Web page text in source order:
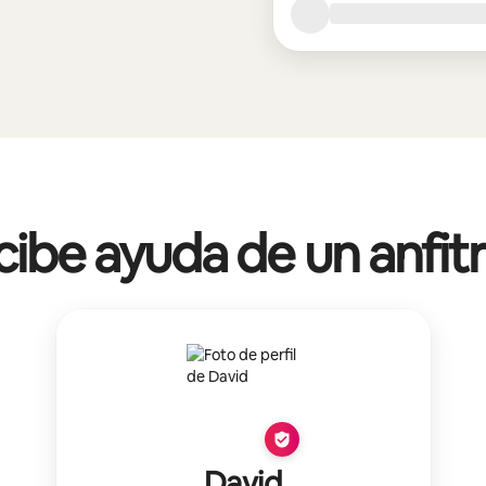
ayuda de un